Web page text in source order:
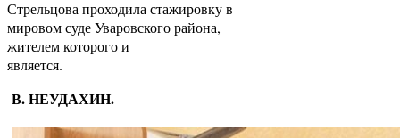
Стрельцова проходила стажировку в
мировом суде Уваровского района,
жителем которого и
В. НЕУДАХИН.